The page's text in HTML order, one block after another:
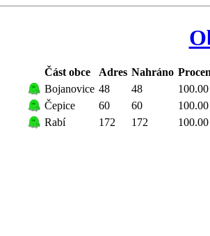
Část obce Adres Nahráno
Bojanovice 48 48
100.00
Čepice
60 60
100.00
Rabí
172 172 100.00